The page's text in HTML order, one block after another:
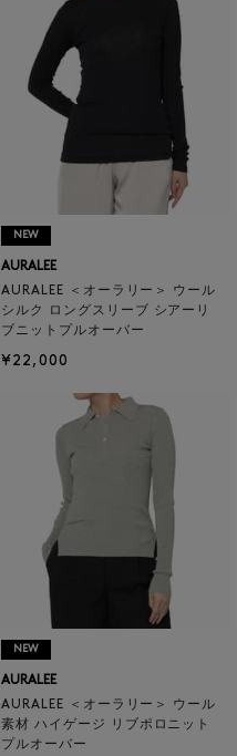
NEW
AURALEE
AURALEE ＜オーラリー＞ ウール
シルク ロングスリーブ シアーリ
ブニットプルオーバー
¥22,000
NEW
AURALEE
AURALEE ＜オーラリー＞ ウール
素材 ハイゲージ リブポロニット
プルオーバー